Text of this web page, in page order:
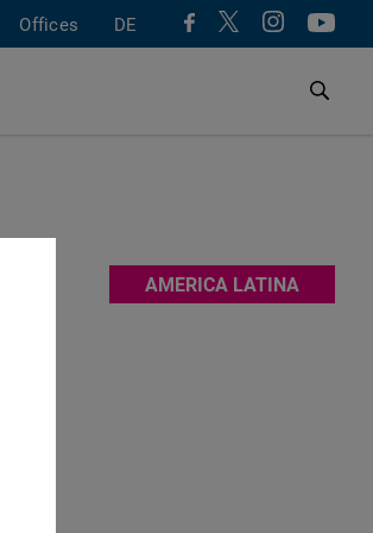
Offices DE
AMERICA LATINA